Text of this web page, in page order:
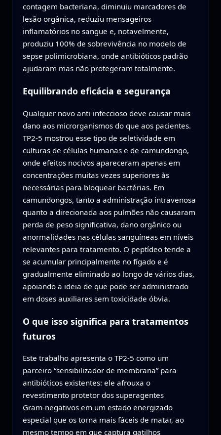
contagem bacteriana, diminuiu marcadores de
lesão orgânica, reduziu mensageiros
inflamatórios no sangue e, notavelmente,
produziu 100% de sobrevivência no modelo de
sepse polimicrobiana, onde antibióticos padrão
ajudaram mas não protegeram totalmente.
Equilibrando eficácia e segurança
Qualquer novo anti‑infeccioso deve causar mais
dano aos microrganismos do que aos pacientes.
TP2‑5 mostrou esse tipo de seletividade em
culturas de células humanas e de camundongo,
onde efeitos nocivos apareceram apenas em
concentrações muitas vezes superiores às
necessárias para bloquear bactérias. Em
camundongos, tanto a administração intravenosa
quanto a direcionada aos pulmões não causaram
perda de peso significativa, dano orgânico ou
anormalidades nas células sanguíneas em níveis
relevantes para tratamento. O peptídeo tende a
se acumular principalmente no fígado e é
gradualmente eliminado ao longo de vários dias,
apoiando a ideia de que pode ser administrado
em doses auxiliares sem toxicidade óbvia.
O que isso significa para tratamentos
futuros
Este trabalho apresenta o TP2‑5 como um
parceiro “sensibilizador de membrana” para
antibióticos existentes: ele afrouxa o
revestimento protetor dos superagentes
Gram‑negativos em um estado energizado
especial que os torna mais fáceis de matar, ao
mesmo tempo em que captura gatilhos